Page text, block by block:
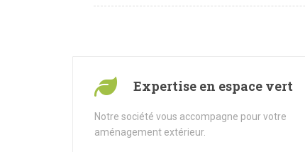
Expertise en espace vert
Notre société vous accompagne pour votre
aménagement extérieur.